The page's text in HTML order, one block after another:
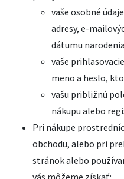
vaše osobné
adresy, e-
dátumu
vaše
meno a heslo,
vašu približnú
nákupu alebo
Pri nákupe
obchodu, alebo pri
stránok alebo
vás môžeme získať: